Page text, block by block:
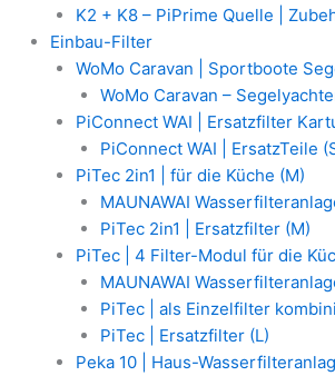
K2 + K8 – PiPrime Quelle |
Einbau-Filter
WoMo Caravan | Sportboote
WoMo Caravan –
PiConnect WAI | Ersatzfilter
PiConnect WAI | ErsatzTeile
PiTec 2in1 | für die Küche (M)
MAUNAWAI
PiTec 2in1 | Ersatzfilter (M)
PiTec | 4 Filter-Modul für die
MAUNAWAI
PiTec | als Einzelfilter
PiTec | Ersatzfilter (L)
Peka 10 | Haus-
Blume